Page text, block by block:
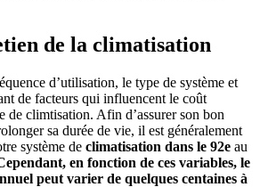
de la climatisation
d’utilisation, le type de système et
de facteurs qui influencent le coût
de climtisation. Afin d’assurer son bon
sa durée de vie, il est généralement
système de climatisation dans le 92e au
en fonction de ces variables, le
peut varier de quelques centaines à